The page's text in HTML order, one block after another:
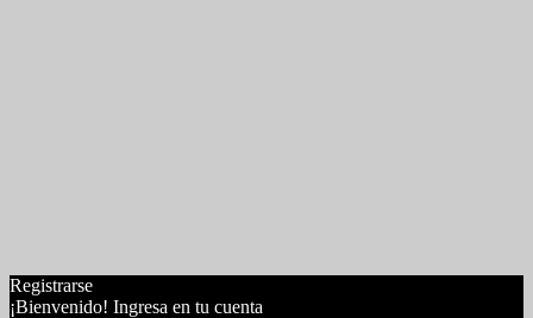
Registrarse
¡Bienvenido! Ingresa en tu cuenta